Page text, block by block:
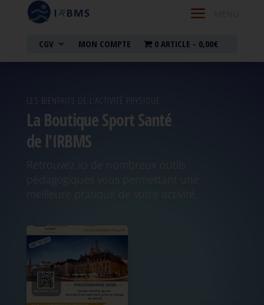
CGV MON COMPTE 0 ARTICLE 0,00€
LES BIENFAITS DE L’ACTIVITÉ PHYSIQUE
La Boutique Sport Santé
de l'IRBMS
Retrouvez ici de nombreux outils
pédagogiques vous permettant une
meilleure pratique de votre activité.